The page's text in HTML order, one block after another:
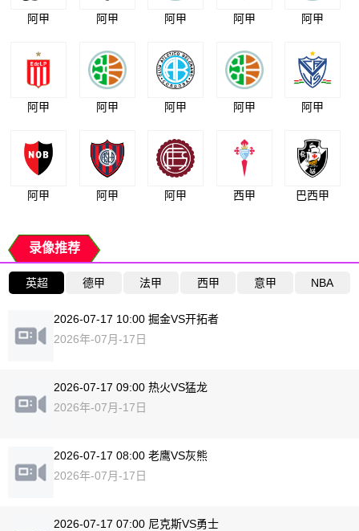
阿甲 阿甲 阿甲 阿甲 阿甲
阿甲 阿甲 阿甲 阿甲 阿甲
阿甲 阿甲 阿甲 西甲 巴西甲
录像推荐
英超 德甲 法甲 西甲 意甲 NBA
2026-07-17 10:00 掘金VS开拓者
2026年-07月-17日
2026-07-17 09:00 热火VS猛龙
2026年-07月-17日
2026-07-17 08:00 老鹰VS灰熊
2026年-07月-17日
2026-07-17 07:00 尼克斯VS勇士